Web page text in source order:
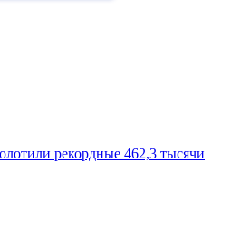
рекордные 462,3 тысячи